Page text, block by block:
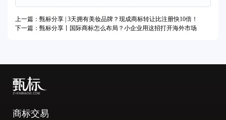
上一篇：甄标分享 | 3天拥有美妆品牌？现成商标转让比注册快10倍！
下一篇：甄标分享丨国际商标怎么布局？小企业用这招打开海外市场
商标交易